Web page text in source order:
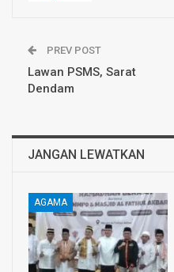
PREV POST
Lawan PSMS, Sarat
Dendam
JANGAN LEWATKAN
AGAMA